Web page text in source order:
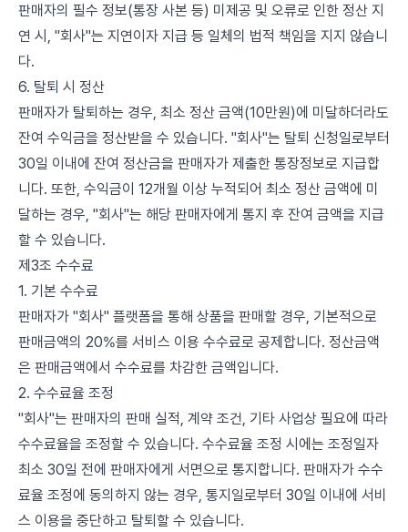
판매자의 필수 정보(통장 사본 등) 미제공 및 오류로 인한 정산 지
연 시, "회사"는 지연이자 지급 등 일체의 법적 책임을 지지 않습니
다.
6. 탈퇴 시 정산
판매자가 탈퇴하는 경우, 최소 정산 금액(10만원)에 미달하더라도
잔여 수익금을 정산받을 수 있습니다. "회사"는 탈퇴 신청일로부터
30일 이내에 잔여 정산금을 판매자가 제출한 통장정보로 지급합
니다. 또한, 수익금이 12개월 이상 누적되어 최소 정산 금액에 미
달하는 경우, "회사"는 해당 판매자에게 통지 후 잔여 금액을 지급
할 수 있습니다.
제3조 수수료
1. 기본 수수료
판매자가 "회사" 플랫폼을 통해 상품을 판매할 경우, 기본적으로
판매금액의 20%를 서비스 이용 수수료로 공제합니다. 정산금액
은 판매금액에서 수수료를 차감한 금액입니다.
2. 수수료율 조정
"회사"는 판매자의 판매 실적, 계약 조건, 기타 사업상 필요에 따라
수수료율을 조정할 수 있습니다. 수수료율 조정 시에는 조정일자
최소 30일 전에 판매자에게 서면으로 통지합니다. 판매자가 수수
료율 조정에 동의하지 않는 경우, 통지일로부터 30일 이내에 서비
스 이용을 중단하고 탈퇴할 수 있습니다.